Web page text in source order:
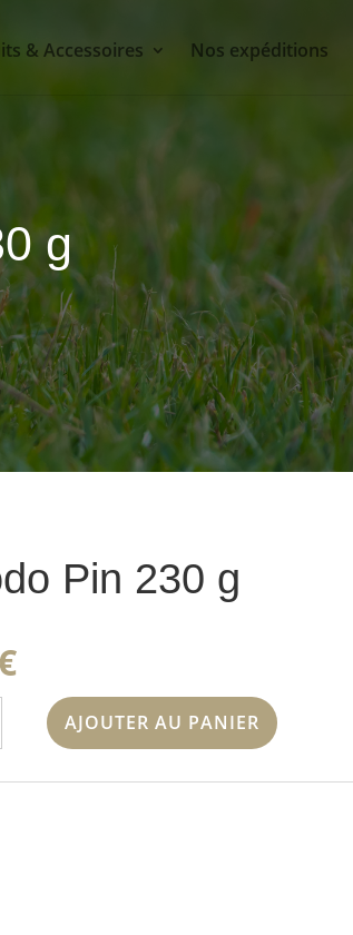
& Accessoires Nos expéditions
g
Pin 230 g
AJOUTER AU PANIER